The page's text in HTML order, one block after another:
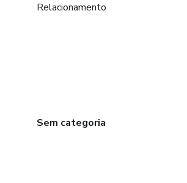
Relacionamento
Sem categoria